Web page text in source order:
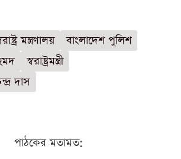
মন্ত্রণালয়
বাংলাদেশ পুলিশ
স্বরাষ্ট্রমন্ত্রী
দাস
পাঠকের মতামত: